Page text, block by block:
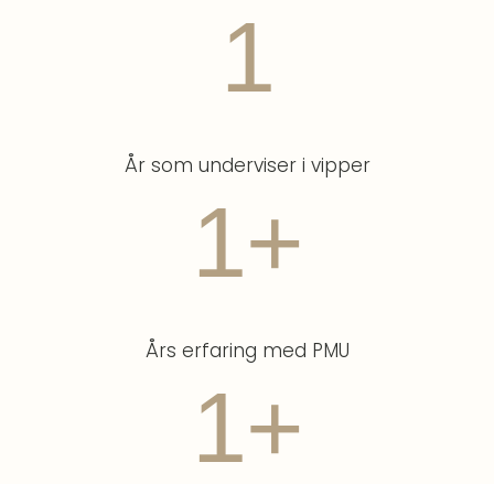
1
År som underviser i vipper
1+
Års erfaring med PMU
1+